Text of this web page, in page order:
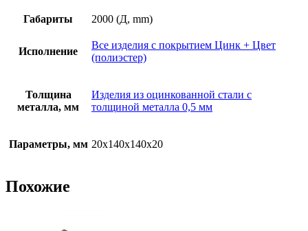
Габариты 2000 (Д, mm)
Исполнение
Все изделия с покрытием Цинк + Цвет
(полиэстер)
Толщина
металла, мм
Изделия из оцинкованной стали с
толщиной металла 0,5 мм
Параметры, мм 20х140х140х20
Похожие